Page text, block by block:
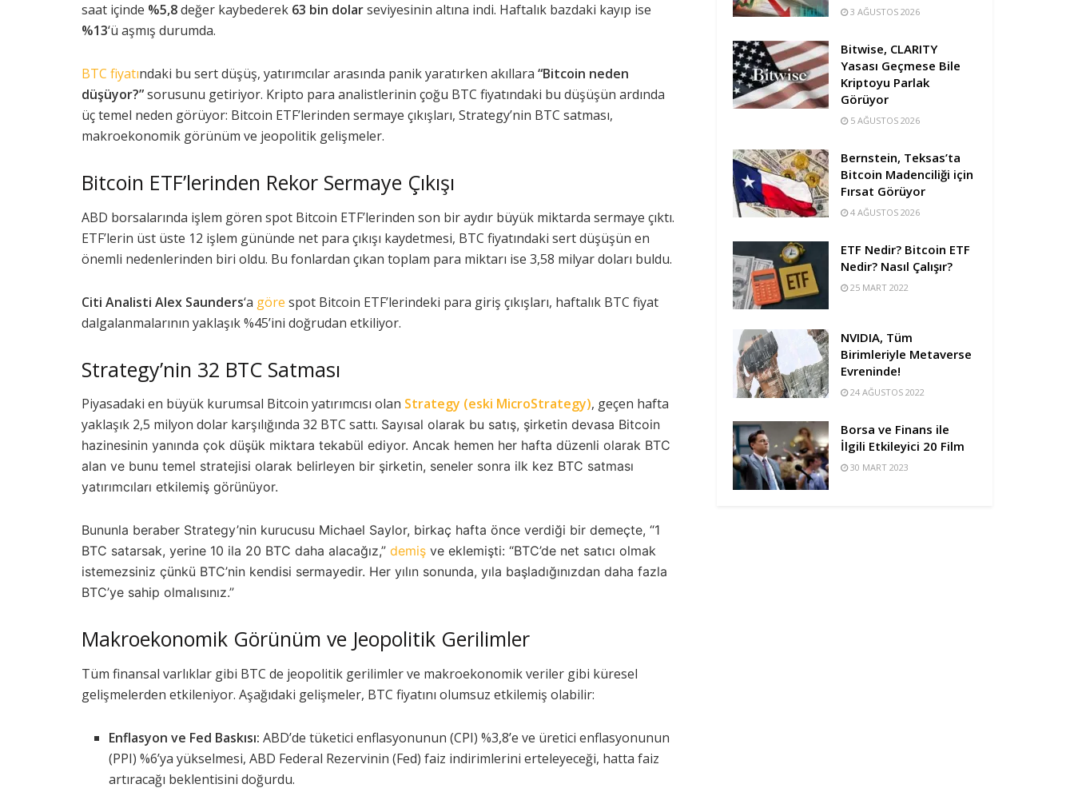
saat içinde %5,8değer kaybederek 63 bin dolarseviyesinin altına indi. Haftalık bazdaki kayıp ise
%13‘ü aşmış durumda.
BTC fiyatındaki bu sert düşüş, yatırımcılar arasında panik yaratırken akıllara “Bitcoin neden
düşüyor?”sorusunu getiriyor. Kripto para analistlerinin çoğu BTC fiyatındaki bu düşüşün ardında
üç temel neden görüyor: Bitcoin ETF’lerinden sermaye çıkışları, Strategy’nin BTC satması,
makroekonomik görünüm ve jeopolitik gelişmeler.
Bitcoin ETF’lerinden Rekor Sermaye Çıkışı
ABD borsalarında işlem gören spot Bitcoin ETF’lerinden son bir aydır büyük miktarda sermaye çıktı.
ETF’lerin üst üste 12 işlem gününde net para çıkışı kaydetmesi, BTC fiyatındaki sert düşüşün en
önemli nedenlerinden biri oldu. Bu fonlardan çıkan toplam para miktarı ise 3,58 milyar doları buldu.
Citi Analisti Alex Saunders‘a göre spot Bitcoin ETF’lerindeki para giriş çıkışları, haftalık BTC fiyat
dalgalanmalarının yaklaşık %45’ini doğrudan etkiliyor.
Strategy’nin 32 BTC Satması
Piyasadaki en büyük kurumsal Bitcoin yatırımcısı olan Strategy (eski MicroStrategy), geçen hafta
yaklaşık 2,5 milyon dolar karşılığında 32 BTC sattı. Sayısal olarak bu satış, şirketin devasa Bitcoin
hazinesinin yanında çok düşük miktara tekabül ediyor. Ancak hemen her hafta düzenli olarak BTC
alan ve bunu temel stratejisi olarak belirleyen bir şirketin, seneler sonra ilk kez BTC satması
yatırımcıları etkilemiş görünüyor.
Bununla beraber Strategy’nin kurucusu Michael Saylor, birkaç hafta önce verdiği bir demeçte, “1
BTC satarsak, yerine 10 ila 20 BTC daha alacağız,” demiş ve eklemişti: “BTC’de net satıcı olmak
istemezsiniz çünkü BTC’nin kendisi sermayedir. Her yılın sonunda, yıla başladığınızdan daha fazla
BTC’ye sahip olmalısınız.”
Makroekonomik Görünüm ve Jeopolitik Gerilimler
Tüm finansal varlıklar gibi BTC de jeopolitik gerilimler ve makroekonomik veriler gibi küresel
gelişmelerden etkileniyor. Aşağıdaki gelişmeler, BTC fiyatını olumsuz etkilemiş olabilir:
Enflasyon ve Fed Baskısı: ABD’de tüketici enflasyonunun (CPI) %3,8’e ve üretici enflasyonunun
(PPI) %6’ya yükselmesi, ABD Federal Rezervinin (Fed) faiz indirimlerini erteleyeceği, hatta faiz
artıracağı beklentisini doğurdu.
3 AĞUSTOS 2026
Bitwise, CLARITY
Yasası Geçmese Bile
Kriptoyu Parlak
Görüyor
5 AĞUSTOS 2026
Bernstein, Teksas’ta
Bitcoin Madenciliği için
Fırsat Görüyor
4 AĞUSTOS 2026
ETF Nedir? Bitcoin ETF
Nedir? Nasıl Çalışır?
25 MART 2022
NVIDIA, Tüm
Birimleriyle Metaverse
Evreninde!
24 AĞUSTOS 2022
Borsa ve Finans ile
İlgili Etkileyici 20 Film
30 MART 2023